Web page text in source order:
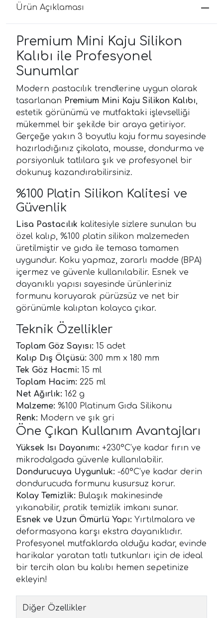
Ürün Açıklaması
Premium Mini Kaju Silikon
Kalıbı ile Profesyonel
Sunumlar
Modern pastacılık trendlerine uygun olarak
tasarlanan Premium Mini Kaju Silikon Kalıbı,
estetik görünümü ve mutfaktaki işlevselliği
mükemmel bir şekilde bir araya getiriyor.
Gerçeğe yakın 3 boyutlu kaju formu sayesinde
hazırladığınız çikolata, mousse, dondurma ve
porsiyonluk tatlılara şık ve profesyonel bir
dokunuş kazandırabilirsiniz.
%100 Platin Silikon Kalitesi ve
Güvenlik
Lisa Pastacılık kalitesiyle sizlere sunulan bu
özel kalıp, %100 platin silikon malzemeden
üretilmiştir ve gıda ile temasa tamamen
uygundur. Koku yapmaz, zararlı madde (BPA)
içermez ve güvenle kullanılabilir. Esnek ve
dayanıklı yapısı sayesinde ürünleriniz
formunu koruyarak pürüzsüz ve net bir
görünümle kalıptan kolayca çıkar.
Teknik Özellikler
Toplam Göz Sayısı: 15 adet
Kalıp Dış Ölçüsü: 300 mm x 180 mm
Tek Göz Hacmi: 15 ml
Toplam Hacim: 225 ml
Net Ağırlık: 162 g
Malzeme: %100 Platinum Gıda Silikonu
Renk: Modern ve şık gri
Öne Çıkan Kullanım Avantajları
Yüksek Isı Dayanımı: +230°C’ye kadar fırın ve
mikrodalgada güvenle kullanılabilir.
Dondurucuya Uygunluk: -60°C’ye kadar derin
dondurucuda formunu kusursuz korur.
Kolay Temizlik: Bulaşık makinesinde
yıkanabilir, pratik temizlik imkanı sunar.
Esnek ve Uzun Ömürlü Yapı: Yırtılmalara ve
deformasyona karşı ekstra dayanıklıdır.
Profesyonel mutfaklarda olduğu kadar, evinde
harikalar yaratan tatlı tutkunları için de ideal
bir tercih olan bu kalıbı hemen sepetinize
ekleyin!
Diğer Özellikler